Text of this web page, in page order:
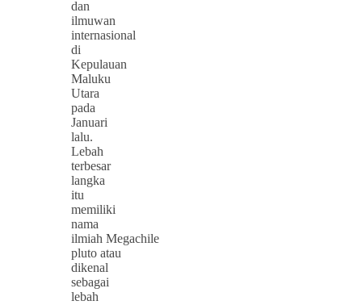
dan
ilmuwan
internasional
di
Kepulauan
Maluku
Utara
pada
Januari
lalu.
Lebah
terbesar
langka
itu
memiliki
nama
ilmiah Megachile
pluto atau
dikenal
sebagai
lebah